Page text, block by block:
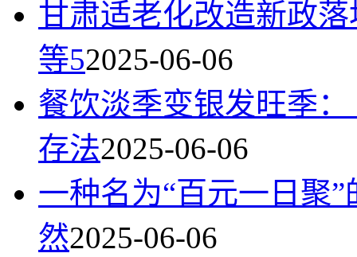
甘肃适老化改造新政
等52025-06-06
餐饮淡季变银发旺季
存法2025-06-06
一种名为“百元一日聚
然2025-06-06